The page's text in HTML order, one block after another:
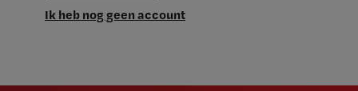
Ik heb nog geen account